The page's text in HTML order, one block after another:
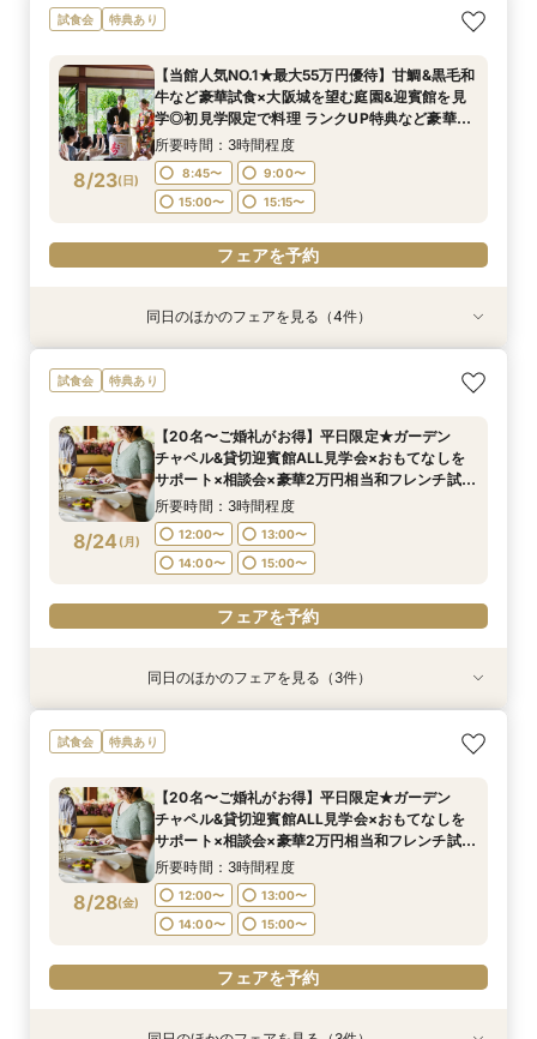
8/22( 土)
【東京開催/土日】東京サロンで《大阪迎賓館》
のご相談＆お打合せ！
9:00〜 15:00〜
フェアを予約
8/22( 土)
ガーデン挙式丸わかり◎2万坪の庭園満喫×オリ
ジナルウェディング庭園&会場見学×国産和牛
所要時間：3時間程度
8:45〜
9:00〜
15:00〜
15:15〜
フェアを予約
8/22( 土)
【料理重視の方へおすすめ】組数限定◆グラン
シェフ豊後昌幸が手掛ける黒毛和牛etc2万円相
所要時間：3時間程度
8:45〜
9:00〜
15:00〜
15:15〜
フェアを予約
8/22( 土)
【当館人気NO.1★最大55万円優待】甘鯛&黒毛和
牛など豪華試食×大阪城を望む庭園&迎賓館を見
典付きBIGフェア
所要時間：3時間程度
8:45〜
9:00〜
15:00〜
15:15〜
フェアを予約
試食会 特典あり
8/23(日)
【当館人気NO.1★最大55万円優待】甘鯛&黒毛和
牛など豪華試食×大阪城を望む庭園&迎賓館を見
学◎初見学限定で料理 ランクUP特典など豪華特
典付きBIGフェア
所要時間：3時間程度
8:45〜
9:00〜
15:00〜
15:15〜
フェアを予約
特典あり
8/23(日)
【東京開催/土日】東京サロンで《大阪迎賓館》
のご相談＆お打合せ！
9:00〜 15:00〜
フェアを予約
特典あり
8/23(日)
ガーデン挙式丸わかり◎2万坪の庭園満喫×オリ
ジナルウェディング庭園&会場見学×国産和牛
所要時間：3時間程度
8:45〜
9:00〜
15:00〜
15:15〜
フェアを予約
特典あり
8/23(日)
【料理重視の方へおすすめ】組数限定◆グラン
シェフ豊後昌幸が手掛ける黒毛和牛etc2万円相
所要時間：3時間程度
8:45〜
9:00〜
15:00〜
15:15〜
フェアを予約
特典あり
8/23(日)
【神社式相談フェア】提携有名神社紹介!AM来館
で本番さながらの披露宴体験 国産 和牛フィレ肉
分特典>
所要時間：3時間程度
8:45〜
9:00〜
15:00〜
15:15〜
フェアを予約
同日のほかのフェアを見る（4件）
試食会 特典あり
8/24 (月)
【20名〜ご婚礼がお得】平日限定★ガーデン
チャペル&貸切迎賓館ALL見学会×おもてなしを
サポート×相談会×豪華2万円相当和フレンチ試食
会
所要時間：3時間程度
12:00〜
13:00〜
14:00〜
15:00〜
フェアを予約
特典あり
8/24(月)
＜平日限定＞挙式スタイル相談OK！約2万坪の自
然が広がる西の丸庭園＆会場見学＊ゆっくり相談
チコース
所要時間：3時間程度
12:00〜
13:00〜
14:00〜
15:00〜
フェアを予約
特典あり
8/24(月)
【平日限定】和婚相談×豪華無料試食×大阪城を
望む貸切迎賓館見学＜有名提携神社紹介も◎和婚
所要時間：3時間程度
12:00〜
13:00〜
14:00〜
15:00〜
フェアを予約
特典あり
8/24(月)
＜オリジナルウェディング＞2万坪の庭園満喫×
会場見学×国産和牛フィレ肉など豪華試食付＊貸
所要時間：3時間程度
12:00〜
13:00〜
14:00〜
15:00〜
フェアを予約
同日のほかのフェアを見る（3件）
試食会 特典あり
8/28(金)
【20名〜ご婚礼がお得】平日限定★ガーデン
チャペル&貸切迎賓館ALL見学会×おもてなしを
サポート×相談会×豪華2万円相当和フレンチ試食
会
所要時間：3時間程度
12:00〜
13:00〜
14:00〜
15:00〜
フェアを予約